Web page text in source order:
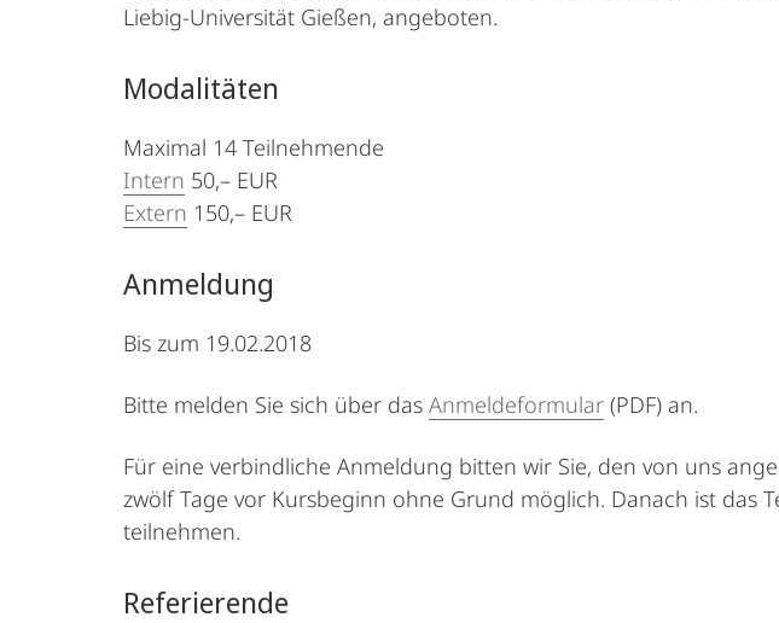
Liebig-Universität Gießen, angeboten.
Modalitäten
Maximal 14 Teilnehmende
Intern 50,– EUR
Extern 150,– EUR
Anmeldung
Bis zum 19.02.2018
Bitte melden Sie sich über das Anmeldeformular (PDF) an.
Für eine verbindliche Anmeldung bitten wir Sie, den von uns
zwölf Tage vor Kursbeginn ohne Grund möglich. Danach ist das
teilnehmen.
Referierende